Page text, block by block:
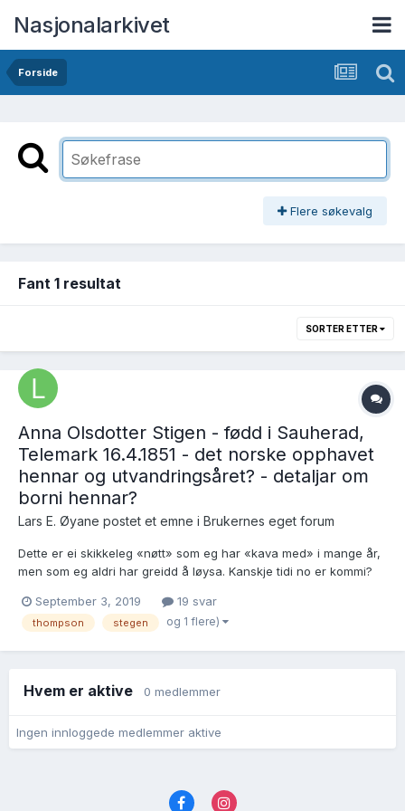
Nasjonalarkivet
Forside
Flere søkevalg
Fant 1 resultat
SORTER ETTER
Anna Olsdotter Stigen - fødd i Sauherad,
Telemark 16.4.1851 - det norske opphavet
hennar og utvandringsåret? - detaljar om
borni hennar?
Lars E. Øyane postet et emne i Brukernes eget forum
Dette er ei skikkeleg «nøtt» som eg har «kava med» i mange år,
men som eg aldri har greidd å løysa. Kanskje tidi no er kommi?
har eg endra på emnetitelen! Johannes Christenson Hærum,
fødd i Luster 5.9.1845, utva...
September 3, 2019 19 svar
thompson stegen og 1 flere)
Hvem er aktive 0 medlemmer
Ingen innloggede medlemmer aktive